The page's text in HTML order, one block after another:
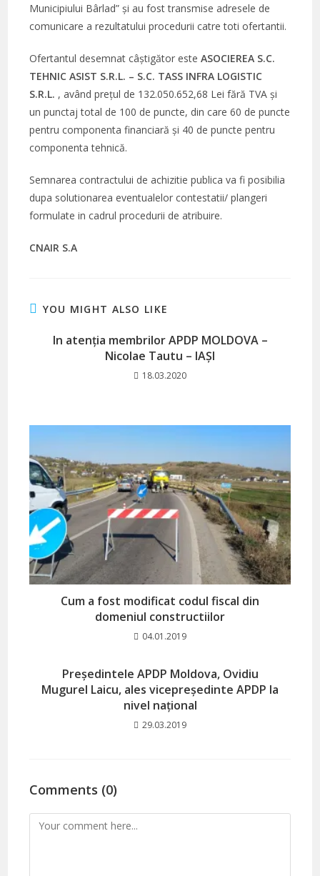
Municipiului Bârlad” și au fost transmise adresele de
comunicare a rezultatului procedurii catre toti ofertantii.
Ofertantul desemnat câștigător esteASOCIEREA S.C.
TEHNIC ASIST S.R.L. – S.C. TASS INFRA LOGISTIC
S.R.L. , având preţul de 132.050.652,68 Lei fără TVA și
un punctaj total de 100 de puncte, din care 60 de puncte
pentru componenta financiară și 40 de puncte pentru
componenta tehnică.
Semnarea contractului de achizitie publica va fi posibilia
dupa solutionarea eventualelor contestatii/ plangeri
formulate in cadrul procedurii de atribuire.
CNAIR S.A
YOU MIGHT ALSO LIKE
In atenția membrilor APDP MOLDOVA –
Nicolae Tautu – IAȘI
18.03.2020
Cum a fost modificat codul fiscal din
domeniul constructiilor
04.01.2019
Președintele APDP Moldova, Ovidiu
Mugurel Laicu, ales vicepreședinte APDP la
nivel național
29.03.2019
Comments (0)
Comment